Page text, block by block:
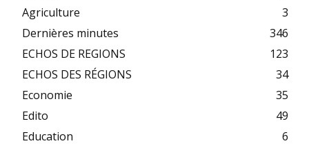
Agriculture
3
Dernières minutes
346
ECHOS DE REGIONS
123
ECHOS DES RÉGIONS
34
Economie
35
Edito
49
Education
6